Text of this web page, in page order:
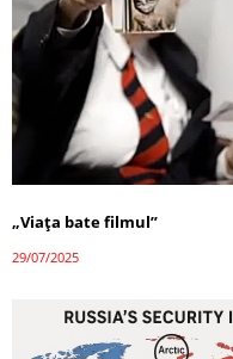
„Viața bate filmul”
29/07/2025